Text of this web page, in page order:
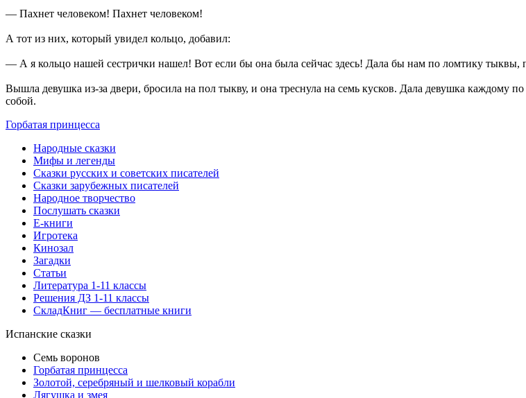
— Пахнет человеком! Пахнет человеком!
А тот из них, который увидел кольцо, добавил:
— А я кольцо нашей сестрички нашел! Вот если бы она была сейчас здесь! Дала бы нам по ломтику тыквы,
Вышла девушка из-за двери, бросила на пол тыкву, и она треснула на семь кусков. Дала девушка каждому
собой.
Горбатая принцесса
Народные сказки
Мифы и легенды
Сказки русских и советских писателей
Сказки зарубежных писателей
Народное творчество
Послушать сказки
Е-книги
Игротека
Кинозал
Загадки
Статьи
Литература 1-11 классы
Решения ДЗ 1-11 классы
СкладКниг — бесплатные книги
Испанские сказки
Семь воронов
Горбатая принцесса
Золотой, серебряный и шелковый корабли
Лягушка и змея